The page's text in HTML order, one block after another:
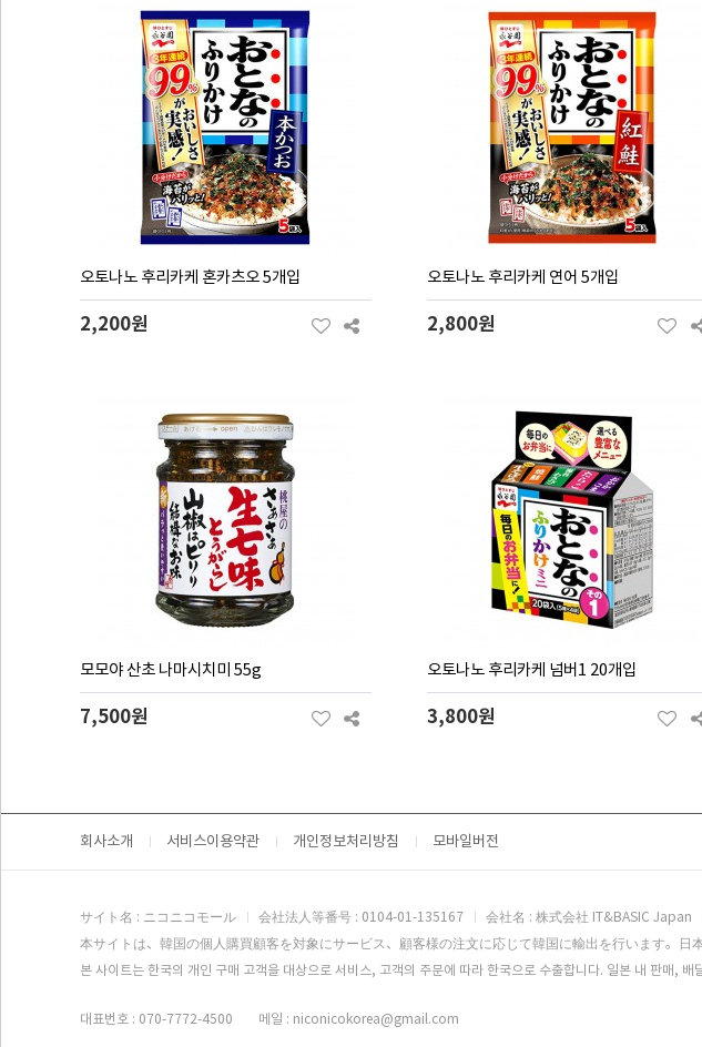
오토나노 후리카케 혼카츠오 5개입
2,200원
오토나노 후리카케 연어 5개입
2,800원
모모야 산초 나마시치미 55g
7,500원
오토나노 후리카케 넘버1 20개입
3,800원
회사소개 서비스이용약관 개인정보처리방침 모바일버전
サイト名 : ニコニコモール 会社法人等番号 : 0104-01-135167 会社名 : 株式会社 IT&BASIC Japan
本サイトは、韓国の個人購買顧客を対象にサービス、顧客様の注文に応じて韓国に輸出を行います。日
본 사이트는 한국의 개인 구매 고객을 대상으로 서비스, 고객의 주문에 따라 한국으로 수출합니다. 일본 내 판매, 배
대표번호 : 070-7772-4500 메일 : niconicokorea@gmail.com